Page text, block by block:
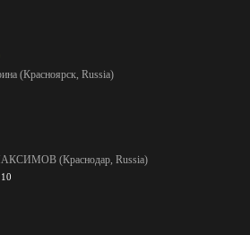
(Красноярск, Russia)
(Краснодар, Russia)